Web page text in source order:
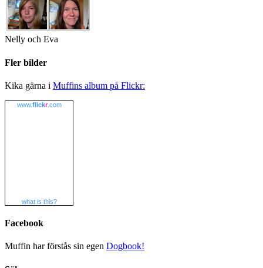
Nelly och Eva
Fler bilder
Kika gärna i Muffins album på Flickr:
www.flickr.com
what is this?
Facebook
Muffin har förstås sin egen Dogbook!